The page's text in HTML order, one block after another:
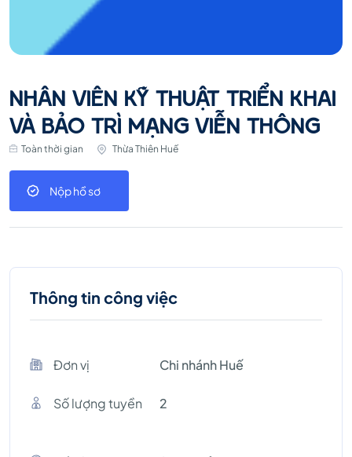
NHÂN VIÊN KỸ THUẬT TRIỂN KHAI
VÀ BẢO TRÌ MẠNG VIỄN THÔNG
Toàn thời gian Thừa Thiên Huế
Nộp hồ sơ
Thông tin công việc
Đơn vị Chi nhánh Huế
Số lượng tuyền 2